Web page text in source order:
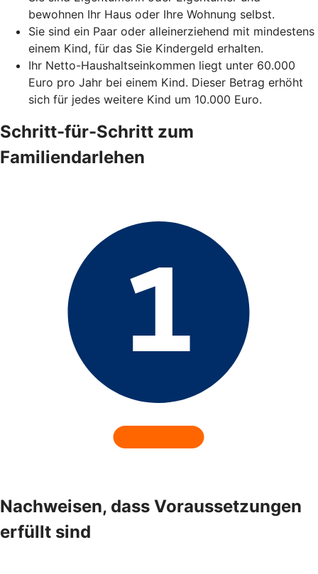
bewohnen Ihr Haus oder Ihre Wohnung selbst.
Sie sind ein Paar oder alleinerziehend mit mindestens
einem Kind, für das Sie Kindergeld erhalten.
Ihr Netto-Haushaltseinkommen liegt unter 60.000
Euro pro Jahr bei einem Kind. Dieser Betrag erhöht
sich für jedes weitere Kind um 10.000 Euro.
Schritt-für-Schritt zum
Familiendarlehen
Nachweisen, dass Voraussetzungen
erfüllt sind